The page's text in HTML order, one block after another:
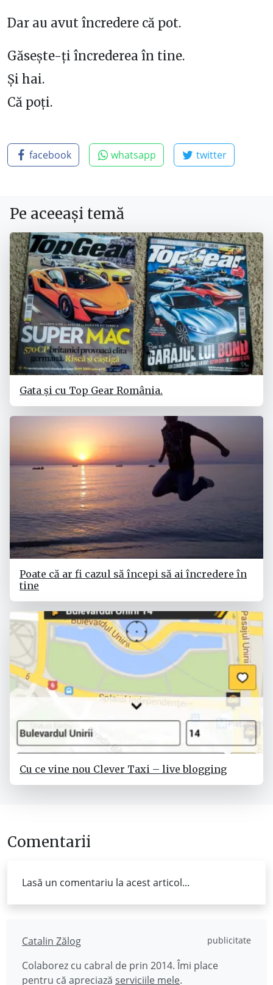
Dar au avut încredere că pot.
Găsește-ți încrederea în tine.
Și hai.
Că poți.
facebook whatsapp twitter
Pe aceeași temă
Gata și cu Top Gear România.
Poate că ar fi cazul să începi să ai încredere în
tine
Cu ce vine nou Clever Taxi – live blogging
Comentarii
Lasă un comentariu la acest articol...
Catalin Zălog publicitate
Colaborez cu cabral de prin 2014. Îmi place
pentru că apreciază serviciile mele.